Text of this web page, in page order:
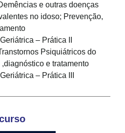
e outras doenças
no idoso; Prevenção,
– Prática II
Psiquiátricos do
,diagnóstico e tratamento
– Prática III